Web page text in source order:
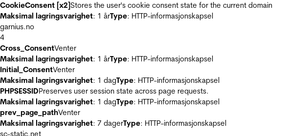
CookieConsent [x2]Stores the user's cookie consent state for the current domain
Maksimal lagringsvarighet: 1 årType: HTTP-informasjonskapsel
garnius.no
4
Cross_ConsentVenter
Maksimal lagringsvarighet: 1 årType: HTTP-informasjonskapsel
Initial_ConsentVenter
Maksimal lagringsvarighet: 1 dagType: HTTP-informasjonskapsel
PHPSESSIDPreserves user session state across page requests.
Maksimal lagringsvarighet: 1 dagType: HTTP-informasjonskapsel
prev_page_pathVenter
Maksimal lagringsvarighet: 7 dagerType: HTTP-informasjonskapsel
sc-static.net